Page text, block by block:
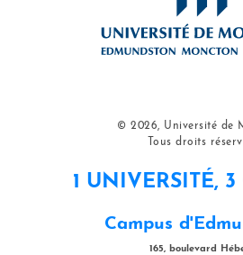
© 2026, Université de
Tous droits
1 UNIVERSITÉ, 3
Campus
165, boulevard